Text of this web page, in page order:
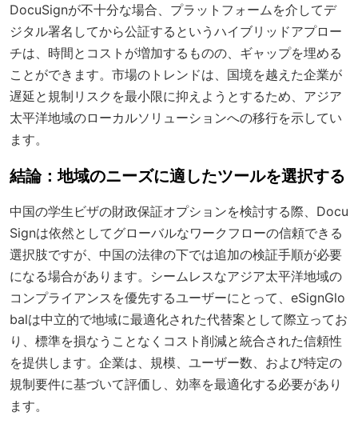
DocuSignが不十分な場合、プラットフォームを介してデ
ジタル署名してから公証するというハイブリッドアプロー
チは、時間とコストが増加するものの、ギャップを埋める
ことができます。市場のトレンドは、国境を越えた企業が
遅延と規制リスクを最小限に抑えようとするため、アジア
太平洋地域のローカルソリューションへの移行を示してい
ます。
結論：地域のニーズに適したツールを選択する
中国の学生ビザの財政保証オプションを検討する際、Docu
Signは依然としてグローバルなワークフローの信頼できる
選択肢ですが、中国の法律の下では追加の検証手順が必要
になる場合があります。シームレスなアジア太平洋地域の
コンプライアンスを優先するユーザーにとって、eSignGlo
balは中立的で地域に最適化された代替案として際立ってお
り、標準を損なうことなくコスト削減と統合された信頼性
を提供します。企業は、規模、ユーザー数、および特定の
規制要件に基づいて評価し、効率を最適化する必要があり
ます。